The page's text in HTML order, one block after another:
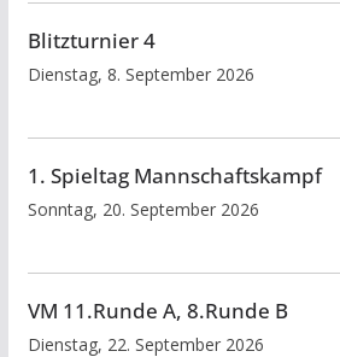
Blitzturnier 4
Dienstag, 8. September 2026
1. Spieltag Mannschaftskampf
Sonntag, 20. September 2026
VM 11.Runde A, 8.Runde B
Dienstag, 22. September 2026